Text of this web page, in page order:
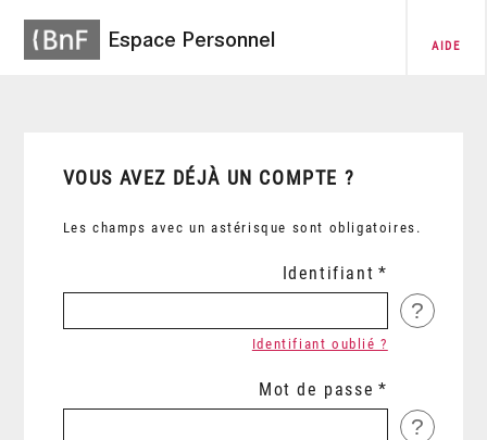
Espace Personnel AIDE
VOUS AVEZ DÉJÀ UN COMPTE ?
Les champs avec un astérisque sont obligatoires.
Identifiant
?
Identifiant oublié ?
Mot de passe
?